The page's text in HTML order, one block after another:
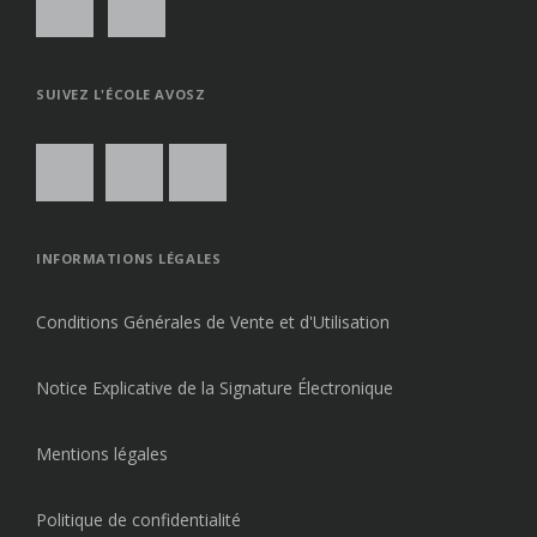
SUIVEZ L'ÉCOLE AVOSZ
INFORMATIONS LÉGALES
Conditions Générales de Vente et d'Utilisation
Notice Explicative de la Signature Électronique
Mentions légales
Politique de confidentialité